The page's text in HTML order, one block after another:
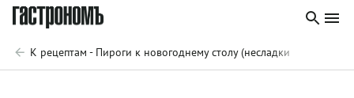
К рецептам - Пироги к новогоднему столу (несладкие)